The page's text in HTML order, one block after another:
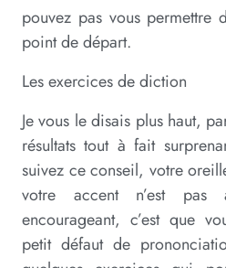
pouvez pas vous
point de départ.
Les exercices de diction
Je vous le disais plus haut,
résultats tout à fait
suivez ce conseil, votre
votre accent n’est
encourageant, c’est que
petit défaut de